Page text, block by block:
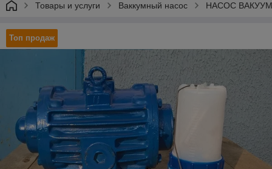
Товары и услуги Ваккумный насос НАСОС
Топ продаж